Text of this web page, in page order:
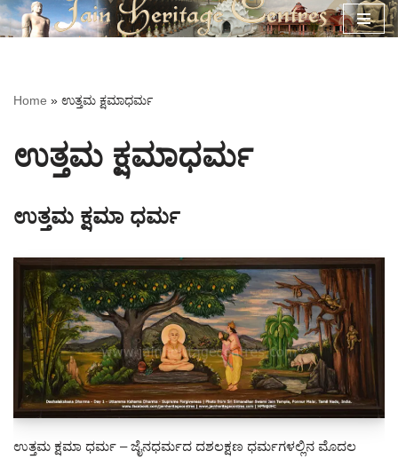
Home » ಉತ್ತಮ ಕ್ಷಮಾಧರ್ಮ
ಉತ್ತಮ ಕ್ಷಮಾಧರ್ಮ
ಉತ್ತಮ ಕ್ಷಮಾ ಧರ್ಮ
ಉತ್ತಮ ಕ್ಷಮಾ ಧರ್ಮ – ಜೈನಧರ್ಮದ ದಶಲಕ್ಷಣ ಧರ್ಮಗಳಲ್ಲಿನ ಮೊದಲ